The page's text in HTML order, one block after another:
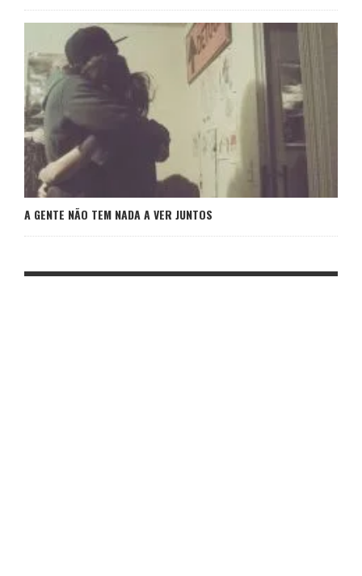
A GENTE NÃO TEM NADA A VER JUNTOS